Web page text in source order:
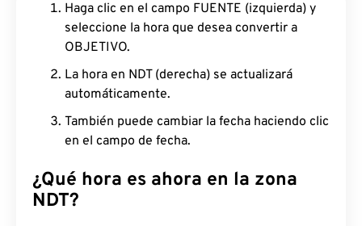
Haga clic en el campo FUENTE (izquierda) y
seleccione la hora que desea convertir a
OBJETIVO.
La hora en NDT (derecha) se actualizará
automáticamente.
También puede cambiar la fecha haciendo clic
en el campo de fecha.
¿Qué hora es ahora en la zona
NDT?